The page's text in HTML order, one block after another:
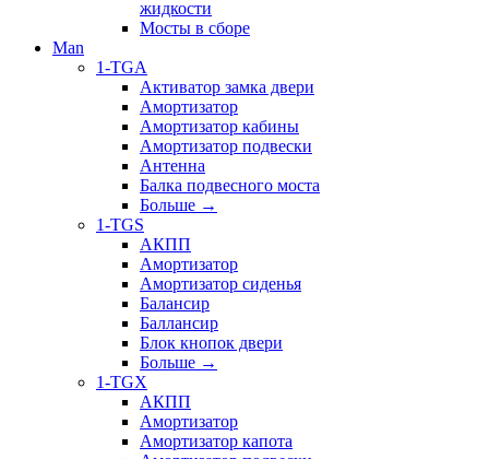
жидкости
Мосты в сборе
Man
1-TGA
Активатор замка двери
Амортизатор
Амортизатор кабины
Амортизатор подвески
Антенна
Балка подвесного моста
Больше →
1-TGS
АКПП
Амортизатор
Амортизатор сиденья
Балансир
Баллансир
Блок кнопок двери
Больше →
1-TGX
АКПП
Амортизатор
Амортизатор капота